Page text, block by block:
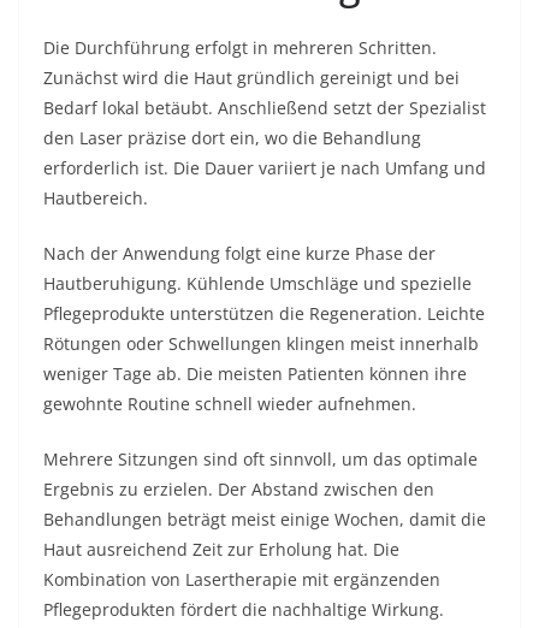
Die Durchführung erfolgt in mehreren Schritten.
Zunächst wird die Haut gründlich gereinigt und bei
Bedarf lokal betäubt. Anschließend setzt der Spezialist
den Laser präzise dort ein, wo die Behandlung
erforderlich ist. Die Dauer variiert je nach Umfang und
Hautbereich.
Nach der Anwendung folgt eine kurze Phase der
Hautberuhigung. Kühlende Umschläge und spezielle
Pflegeprodukte unterstützen die Regeneration. Leichte
Rötungen oder Schwellungen klingen meist innerhalb
weniger Tage ab. Die meisten Patienten können ihre
gewohnte Routine schnell wieder aufnehmen.
Mehrere Sitzungen sind oft sinnvoll, um das optimale
Ergebnis zu erzielen. Der Abstand zwischen den
Behandlungen beträgt meist einige Wochen, damit die
Haut ausreichend Zeit zur Erholung hat. Die
Kombination von Lasertherapie mit ergänzenden
Pflegeprodukten fördert die nachhaltige Wirkung.